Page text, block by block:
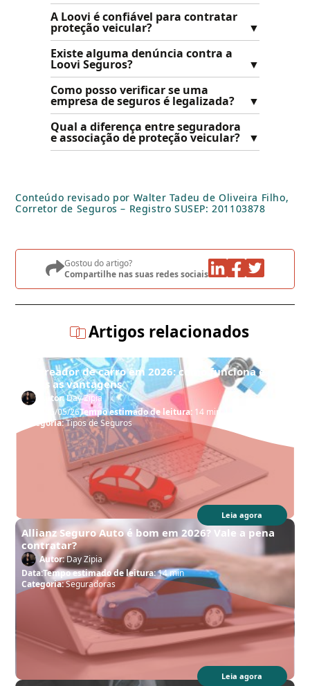
A Loovi é confiável para contratar
proteção veicular?
Existe alguma denúncia contra a
Loovi Seguros?
Como posso verificar se uma
empresa de seguros é legalizada?
Qual a diferença entre seguradora
e associação de proteção veicular?
Conteúdo revisado por Walter Tadeu de Oliveira Filho,
Corretor de Seguros – Registro SUSEP: 201103878
Gostou do artigo?
Compartilhe nas suas redes sociais
Artigos relacionados
Rastreador de carro em 2026: como funciona e
quais as vantagens
Autor:Day Zipia
06/05/26Tempo estimado de leitura: 14 min
Categoria:Tipos de Seguros
Leia agora
Allianz Seguro Auto é bom em 2026? Vale a pena
contratar?
Autor:Day Zipia
Data:Tempo estimado de leitura:14 min
Categoria:Seguradoras
Leia agora